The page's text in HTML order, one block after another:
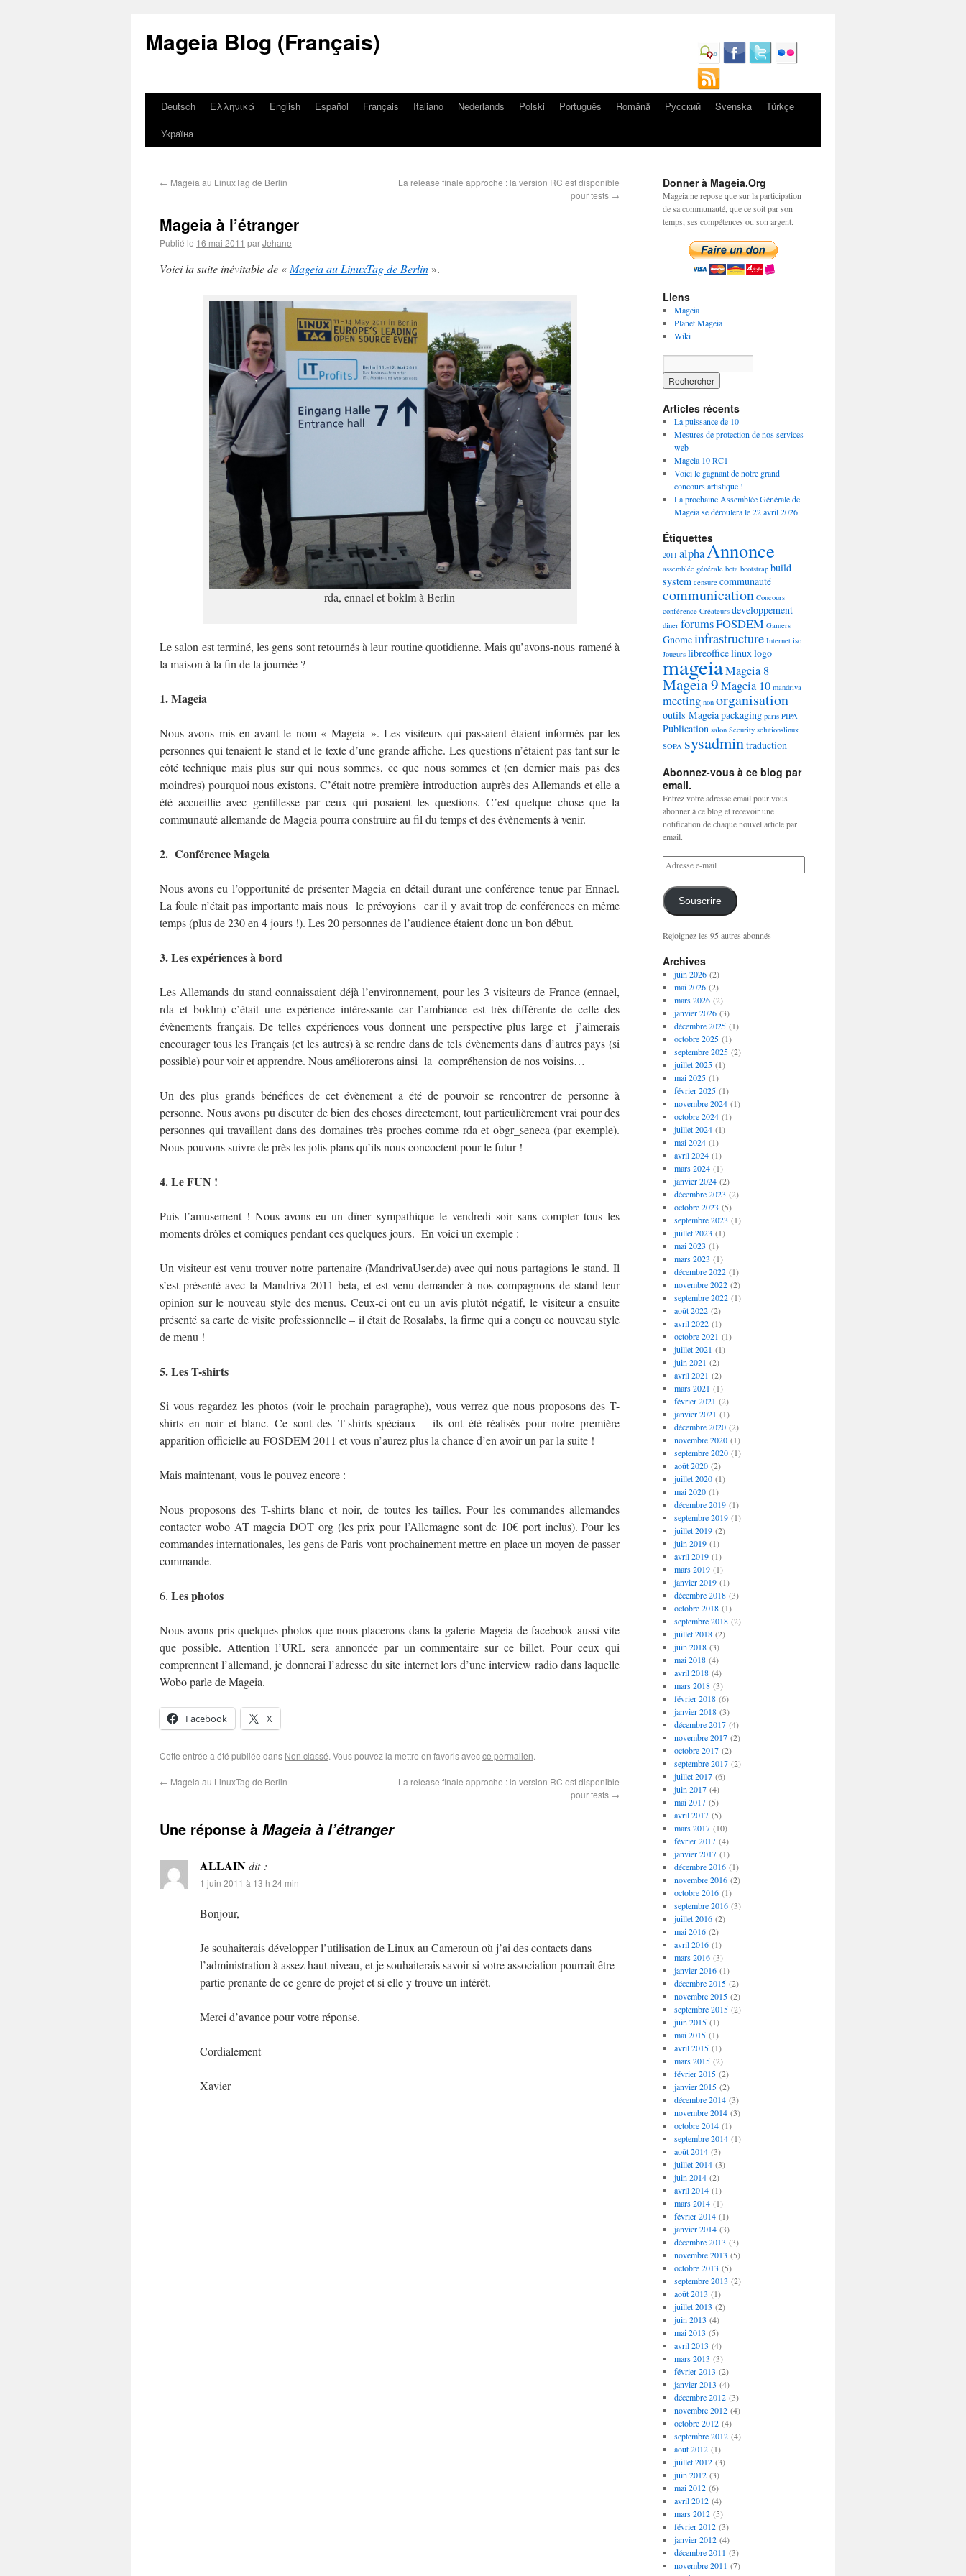
Mageia Blog (Français)
Deutsch Ελληνικά English Español Français Italiano Nederlands Polski Português Română Русский Svenska
Türkçe
Україна
← Mageia au LinuxTag de Berlin
La release finale approche : la version RC est disponible
pour tests →
Mageia à l’étranger
Publié le 16 mai 2011 parJehane
Voici la suite inévitable de « Mageia au LinuxTag de Berlin ».
rda, ennael et boklm à Berlin
Le salon est terminé, les gens sont retournés à leur routine quotidienne. Mais qu’avons-nous ramené à
la maison à la fin de la journée ?
1. Mageia
Nous avons mis en avant le nom « Mageia ». Les visiteurs qui passaient étaient informés par les
personnes qui tenaient le stand et le texte d’une grande affiche. Les questions n’étaient pas tant sur le
côté technique mais plus sur qui nous sommes, ce que nous sommes et (en dernier mais pas des
moindres) pourquoi nous existons. C’était notre première introduction auprès des Allemands et elle a
été accueillie avec gentillesse par ceux qui posaient les questions. C’est quelque chose que la
communauté allemande de Mageia pourra construire au fil du temps et des évènements à venir.
2. Conférence Mageia
Nous avons eu l’opportunité de présenter Mageia en détail durant une conférence tenue par Ennael.
La foule n’était pas importante mais nous le prévoyions car il y avait trop de conférences en même
temps (plus de 230 en 4 jours !). Les 20 personnes de l’audience étaient donc un bon début.
3. Les expériences à bord
Les Allemands du stand connaissaient déjà l’environnement, pour les 3 visiteurs de France (ennael,
rda et boklm) c’était une expérience intéressante car l’ambiance est très différente de celle des
évènements français. De telles expériences vous donnent une perspective plus large et j’aimerais
encourager tous les Français (et les autres) à se rendre dans de tels évènements dans d’autres pays (si
possible) pour voir et apprendre. Nous améliorerons ainsi la compréhension de nos voisins…
Un des plus grands bénéfices de cet évènement a été de pouvoir se rencontrer de personne à
personne. Nous avons pu discuter de bien des choses directement, tout particulièrement vrai pour des
personnes qui travaillent dans des domaines très proches comme rda et obgr_seneca (par exemple).
Nous pouvons suivre de près les jolis plans qu’ils nous concoctent pour le futur !
4.Le FUN !
Puis l’amusement ! Nous avons eu un dîner sympathique le vendredi soir sans compter tous les
moments drôles et comiques pendant ces quelques jours. En voici un exemple :
Un visiteur est venu trouver notre partenaire (MandrivaUser.de) avec qui nous partagions le stand. Il
s’est présenté avec la Mandriva 2011 beta, et est venu demander à nos compagnons de stand leur
opinion sur le nouveau style des menus. Ceux-ci ont eu un avis plutôt négatif, le visiteur a ensuite
présenté sa carte de visite professionnelle – il était de Rosalabs, la firme qui a conçu ce nouveau style
de menu !
5. Les T-shirts
Si vous regardez les photos (voir le prochain paragraphe), vous verrez que nous proposons des T-
shirts en noir et blanc. Ce sont des T-shirts spéciaux – ils ont été réalisés pour notre première
apparition officielle au FOSDEM 2011 et vous n’aurez plus la chance d’en avoir un par la suite !
Mais maintenant, vous le pouvez encore :
Nous proposons des T-shirts blanc et noir, de toutes les tailles. Pour les commandes allemandes
contacter wobo AT mageia DOT org (les prix pour l’Allemagne sont de 10€ port inclus). Pour les
commandes internationales, les gens de Paris vont prochainement mettre en place un moyen de passer
commande.
6. Les photos
Nous avons pris quelques photos que nous placerons dans la galerie Mageia de facebook aussi vite
que possible. Attention l’URL sera annoncée par un commentaire sur ce billet. Pour ceux qui
comprennent l’allemand, je donnerai l’adresse du site internet lors d’une interview radio dans laquelle
Wobo parle de Mageia.
Facebook X
Cette entrée a été publiée dans Non classé. Vous pouvez la mettre en favoris avecce permalien.
← Mageia au LinuxTag de Berlin
La release finale approche : la version RC est disponible
pour tests →
Une réponse à Mageia à l’étranger
ALLAINdit :
1 juin 2011 à 13 h 24 min
Bonjour,
Je souhaiterais développer l’utilisation de Linux au Cameroun où j’ai des contacts dans
l’administration à assez haut niveau, et je souhaiterais savoir si votre association pourrait être
partie prenante de ce genre de projet et si elle y trouve un intérêt.
Merci d’avance pour votre réponse.
Cordialement
Xavier
Donner à Mageia.Org
Mageia ne repose que sur la participation
de sa communauté, que ce soit par son
temps, ses compétences ou son argent.
Liens
Mageia
Planet Mageia
Wiki
Articles récents
La puissance de 10
Mesures de protection de nos services
web
Mageia 10 RC1
Voici le gagnant de notre grand
concours artistique !
La prochaine Assemblée Générale de
Mageia se déroulera le 22 avril 2026.
Étiquettes
2011 alphaAnnonce
assemblée générale beta bootstrap build-
system censure communauté
communication Concours
conférence Créateurs developpement
diner forumsFOSDEM Gamers
Gnomeinfrastructure Internet iso
Joueurs libreofficelinuxlogo
mageiaMageia 8
Mageia 9Mageia 10 mandriva
meeting non organisation
outils Mageiapackaging paris PIPA
Publication salon Security solutionslinux
SOPA sysadmintraduction
Abonnez-vous à ce blog par
email.
Entrez votre adresse email pour vous
abonner à ce blog et recevoir une
notification de chaque nouvel article par
email.
Souscrire
Rejoignez les 95 autres abonnés
Archives
juin 2026(2)
mai 2026(2)
mars 2026(2)
janvier 2026(3)
décembre 2025(1)
octobre 2025(1)
septembre 2025(2)
juillet 2025(1)
mai 2025(1)
février 2025(1)
novembre 2024(1)
octobre 2024(1)
juillet 2024(1)
mai 2024(1)
avril 2024(1)
mars 2024(1)
janvier 2024(2)
décembre 2023 (2)
octobre 2023 (5)
septembre 2023 (1)
juillet 2023 (1)
mai 2023 (1)
mars 2023 (1)
décembre 2022(1)
novembre 2022(2)
septembre 2022(1)
août 2022(2)
avril 2022(1)
octobre 2021 (1)
juillet 2021 (1)
juin 2021 (2)
avril 2021 (2)
mars 2021 (1)
février 2021 (2)
janvier 2021 (1)
décembre 2020(2)
novembre 2020(1)
septembre 2020(1)
août 2020(2)
juillet 2020(1)
mai 2020(1)
décembre 2019(1)
septembre 2019(1)
juillet 2019(2)
juin 2019(1)
avril 2019(1)
mars 2019(1)
janvier 2019(1)
décembre 2018(3)
octobre 2018(1)
septembre 2018(2)
juillet 2018(2)
juin 2018(3)
mai 2018(4)
avril 2018(4)
mars 2018(3)
février 2018(6)
janvier 2018(3)
décembre 2017(4)
novembre 2017(2)
octobre 2017(2)
septembre 2017(2)
juillet 2017(6)
juin 2017(4)
mai 2017(5)
avril 2017(5)
mars 2017(10)
février 2017(4)
janvier 2017(1)
décembre 2016(1)
novembre 2016(2)
octobre 2016(1)
septembre 2016(3)
juillet 2016(2)
mai 2016(2)
avril 2016(1)
mars 2016(3)
janvier 2016(1)
décembre 2015(2)
novembre 2015(2)
septembre 2015(2)
juin 2015(1)
mai 2015(1)
avril 2015(1)
mars 2015(2)
février 2015(2)
janvier 2015(2)
décembre 2014(3)
novembre 2014(3)
octobre 2014(1)
septembre 2014(1)
août 2014(3)
juillet 2014(3)
juin 2014(2)
avril 2014(1)
mars 2014(1)
février 2014(1)
janvier 2014(3)
décembre 2013 (3)
novembre 2013 (5)
octobre 2013 (5)
septembre 2013 (2)
août 2013 (1)
juillet 2013 (2)
juin 2013 (4)
mai 2013 (5)
avril 2013 (4)
mars 2013 (3)
février 2013 (2)
janvier 2013 (4)
décembre 2012(3)
novembre 2012(4)
octobre 2012(4)
septembre 2012(4)
août 2012(1)
juillet 2012(3)
juin 2012(3)
mai 2012(6)
avril 2012(4)
mars 2012(5)
février 2012(3)
janvier 2012(4)
décembre 2011 (3)
novembre 2011 (7)